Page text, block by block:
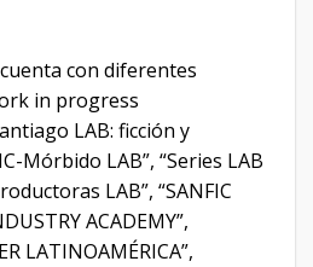
con diferentes
in progress
LAB: ficción y
Mórbido LAB”, “Series LAB
LAB”, “SANFIC
ACADEMY”,
LATINOAMÉRICA”,